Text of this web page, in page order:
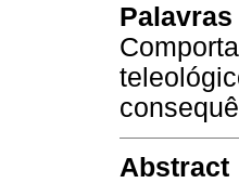
Palavras
Abstract